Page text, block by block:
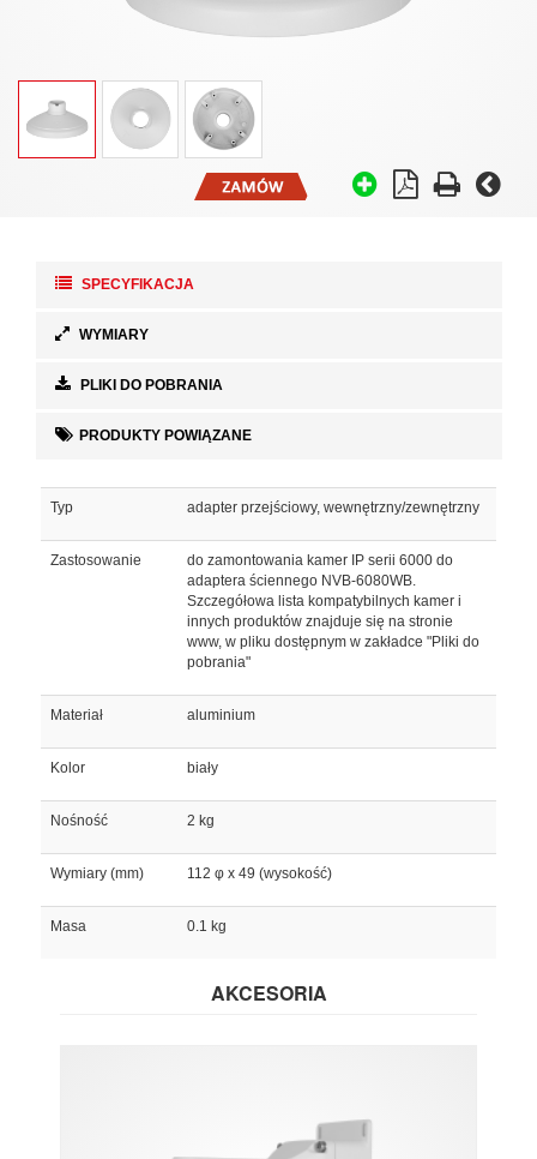
SPECYFIKACJA
WYMIARY
PLIKI DO POBRANIA
PRODUKTY POWIĄZANE
Typ adapter przejściowy, wewnętrzny/zewnętrzny
Zastosowanie
do zamontowania kamer IP serii 6000 do
adaptera ściennego NVB-6080WB.
Szczegółowa lista kompatybilnych kamer i
innych produktów znajduje się na stronie
www, w pliku dostępnym w zakładce "Pliki do
pobrania"
Materiał aluminium
Kolor biały
Nośność 2 kg
Wymiary (mm) 112 φ x 49 (wysokość)
Masa 0.1 kg
AKCESORIA